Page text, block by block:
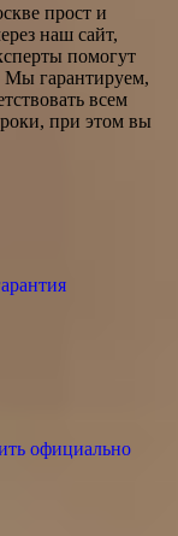
прост и
наш сайт,
помогут
Мы гарантируем,
всем
при этом вы
официально